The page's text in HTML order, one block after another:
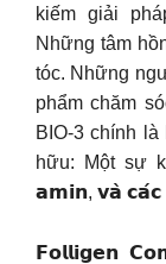
kiếm giải
Những tâm
tóc. Những
phẩm chăm
BIO-3 chính
hữu: Một sự
𝗮𝗺𝗶𝗻, 𝘃𝗮̀ 𝗰𝗮́𝗰
𝗙𝗼𝗹𝗹𝗶𝗴𝗲𝗻